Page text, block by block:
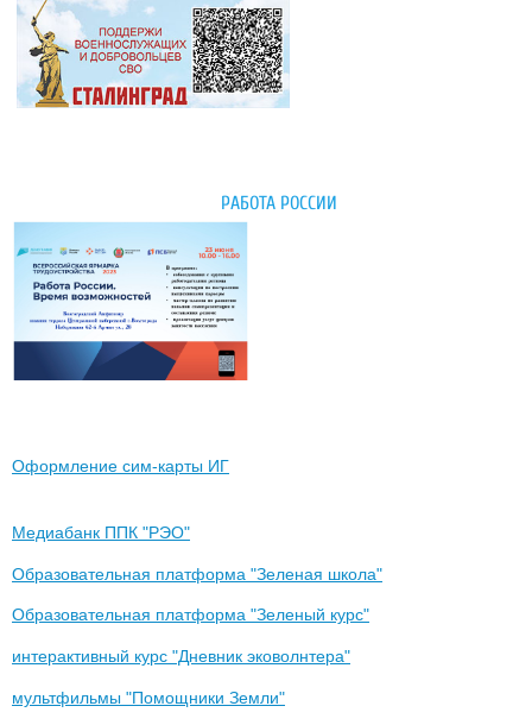
РАБОТА РОССИИ
Оформление сим-карты ИГ
Медиабанк ППК "РЭО"
Образовательная платформа "Зеленая школа"
Образовательная платформа "Зеленый курс"
интерактивный курс "Дневник эковолнтера"
мультфильмы "Помощники Земли"